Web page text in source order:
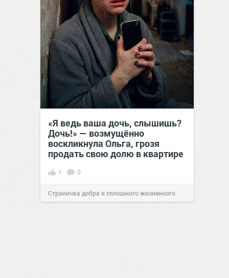
«Я ведь ваша дочь, слышишь?
Дочь!» — возмущённо
воскликнула Ольга, грозя
продать свою долю в квартире
1 0
Страничка добра и сплошного жизненного